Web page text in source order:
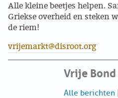
Alle kleine beetjes helpen.
Griekse overheid en steken
de riem!
vrijemarkt@disroot.org
Vrije
Alle berichten